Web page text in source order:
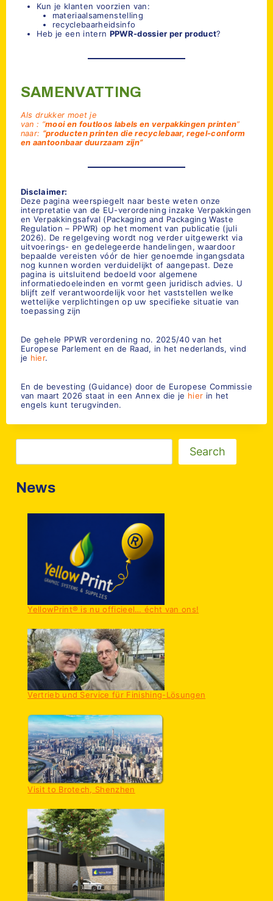
Kun je klanten voorzien van:
materiaalsamenstelling
recyclebaarheidsinfo
Heb je een intern PPWR-dossier per product?
SAMENVATTING
Als drukker moet je
van : “mooi en foutloos labels en verpakkingen printen”
naar: “producten printen die recyclebaar, regel-conform
en aantoonbaar duurzaam zijn”
Disclaimer:
Deze pagina weerspiegelt naar beste weten onze
interpretatie van de EU-verordening inzake Verpakkingen
en Verpakkingsafval (Packaging and Packaging Waste
Regulation – PPWR) op het moment van publicatie (juli
2026). De regelgeving wordt nog verder uitgewerkt via
uitvoerings- en gedelegeerde handelingen, waardoor
bepaalde vereisten vóór de hier genoemde ingangsdata
nog kunnen worden verduidelijkt of aangepast. Deze
pagina is uitsluitend bedoeld voor algemene
informatiedoeleinden en vormt geen juridisch advies. U
blijft zelf verantwoordelijk voor het vaststellen welke
wettelijke verplichtingen op uw specifieke situatie van
toepassing zijn
De gehele PPWR verordening no. 2025/40 van het
Europese Parlement en de Raad, in het nederlands, vind
je hier.
En de bevesting (Guidance) door de Europese Commissie
van maart 2026 staat in een Annex die je hier in het
engels kunt terugvinden.
Zoeken
Search
News
YellowPrint® is nu officieel… écht van ons!
Vertrieb und Service für Finishing-Lösungen
Visit to Brotech, Shenzhen